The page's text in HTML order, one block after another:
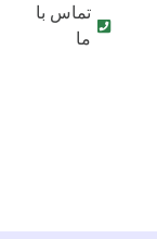
تماس با
ما